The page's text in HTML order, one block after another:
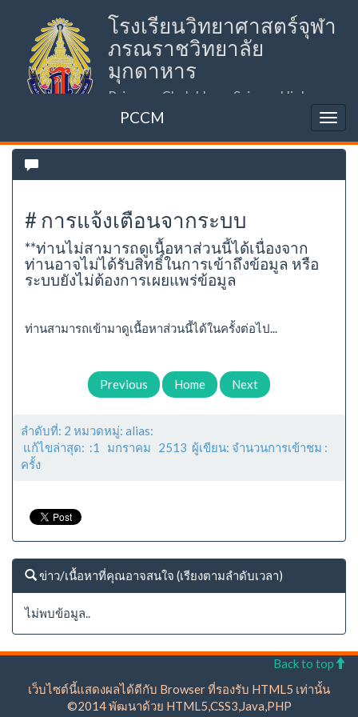
โรงเรียนวิทยาศาสตร์จุฬา
ภรณราชวิทยาลัย
มุกดาหาร
Princess Chulabhorn Science High
School Mukdahan (PCSHSM)
PCCM
# การแจ้งเตือนจากระบบ
**ท่านไม่สามารถดูเนื้อหาส่วนนี้ได้เนื่องจาก
ท่านอาจไม่ได้รับสิทธิ์ในการเข้าถึงข้อมูล หรือ
ระบบยังไม่ต้องการเผยแพร่ข้อมูล
ท่านสามารถเข้ามาดูเนื้อหาส่วนนี้ได้ในครั้งต่อไป...
Previous Home Next
ลำดับที่: 2 หมวดหมู่: alias:
แก้ไขล่าสุด: :1 มกราคม 2513 ผู้เขียน: จำนวนการเข้าชม :
ครั้ง
ข่าว/เนื้อหาที่คุณอาจสนใจ (เรียงตามลำดับเวลา)
ไม่พบข้อมูล..
Back to top
เว็บไซต์นี้แสดงผลได้ดีกับ Browser ที่รองรับ HTML5 เท่านั้น
©2014 พัฒนาด้วย HTML5,CSS3,Java,PHP